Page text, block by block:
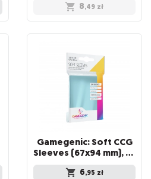
8,49 zł
Gamegenic: Soft CCG
Sleeves (67x94 mm), 100 sztuk
6,95 zł